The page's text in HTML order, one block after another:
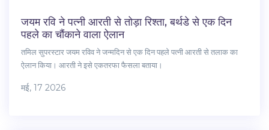
जयम रवि ने पत्नी आरती से तोड़ा रिश्ता, बर्थडे से एक दिन
पहले का चौंकाने वाला ऐलान
तमिल सुपरस्टार जयम रविव ने जन्मदिन से एक दिन पहले पत्नी आरती से तलाक का
ऐलान किया। आरती ने इसे एकतरफा फैसला बताया।
मई, 17 2026